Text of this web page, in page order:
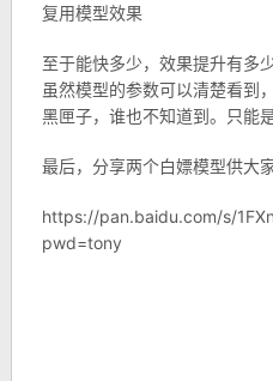
复用模型效果
至于能快多少，效果提升有多
虽然模型的参数可以清楚看到
黑匣子，谁也不知道到。只能
最后，分享两个白嫖模型供大家
https://pan.baidu.com/s/
pwd=tony